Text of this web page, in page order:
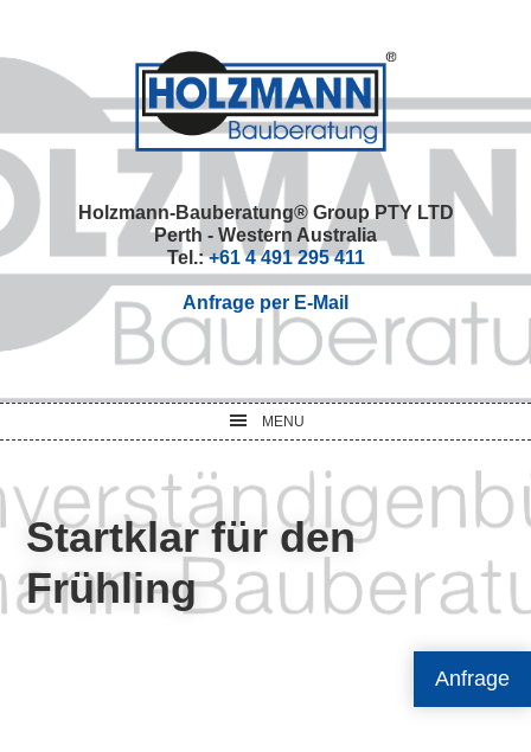
Anfrage
primary
primary
Holzmann-Bauberatung® Group PTY LTD
Perth - Western Australia
Tel.:+61 4 491 295 411
Anfrage per E-Mail
MENU
Startklar für den
Frühling